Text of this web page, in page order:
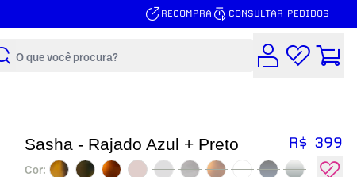
RECOMPRA CONSULTAR PEDIDOS
Buscar
Sasha - Rajado Azul + Preto R$ 399
Cor: